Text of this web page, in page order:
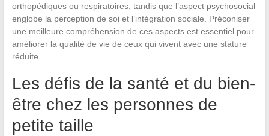
orthopédiques ou respiratoires, tandis que l’aspect psychosocial
englobe la perception de soi et l’intégration sociale. Préconiser
une meilleure compréhension de ces aspects est essentiel pour
améliorer la qualité de vie de ceux qui vivent avec une stature
réduite.
Les défis de la santé et du bien-
être chez les personnes de
petite taille